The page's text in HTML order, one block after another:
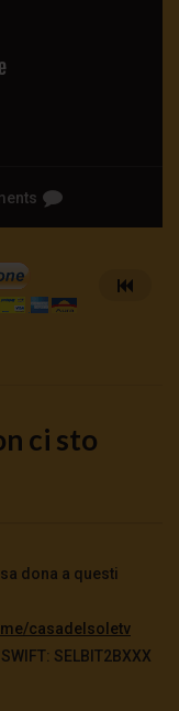
🔴Ci siamo dentro | tg
ci sto
dona a questi
casadelsoletv
SELBIT2BXXX